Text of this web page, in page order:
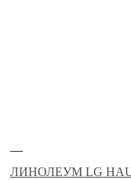
—
ЛИНОЛЕУМ LG